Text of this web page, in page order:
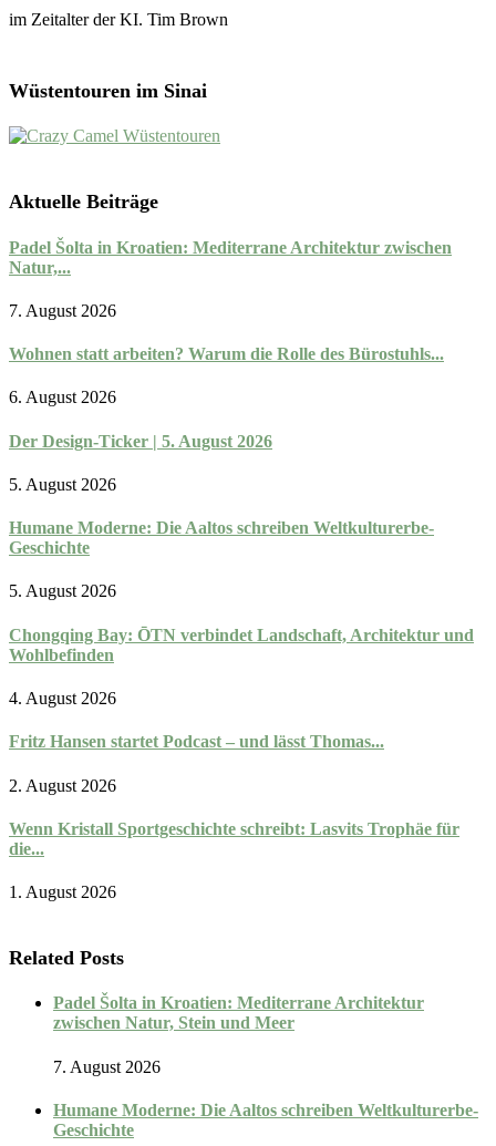
im Zeitalter der KI. Tim Brown
Wüstentouren im Sinai
Aktuelle Beiträge
Padel Šolta in Kroatien: Mediterrane Architektur zwischen
Natur,...
7. August 2026
Wohnen statt arbeiten? Warum die Rolle des Bürostuhls...
6. August 2026
Der Design-Ticker | 5. August 2026
5. August 2026
Humane Moderne: Die Aaltos schreiben Weltkulturerbe-
Geschichte
5. August 2026
Chongqing Bay: ŌTN verbindet Landschaft, Architektur und
Wohlbefinden
4. August 2026
Fritz Hansen startet Podcast – und lässt Thomas...
2. August 2026
Wenn Kristall Sportgeschichte schreibt: Lasvits Trophäe für
die...
1. August 2026
Related Posts
Padel Šolta in Kroatien: Mediterrane Architektur
zwischen Natur, Stein und Meer
7. August 2026
Humane Moderne: Die Aaltos schreiben Weltkulturerbe-
Geschichte